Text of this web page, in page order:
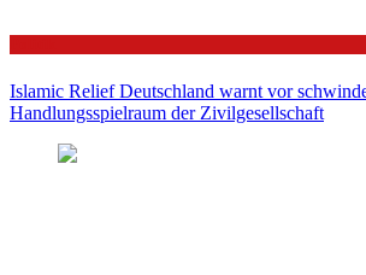
Islamic Relief Deutschland warnt vor
Handlungsspielraum der Zivilgesellschaft